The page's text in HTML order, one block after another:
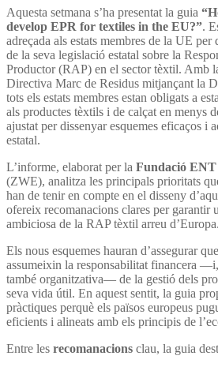
Aquesta setmana s’ha presentat la guia
develop EPR for textiles in the EU?”.
adreçada als estats membres de la UE
de la seva legislació estatal sobre la
Productor (RAP) en el sector tèxtil. Amb
Directiva Marc de Residus mitjançant la
tots els estats membres estan obligats a
als productes tèxtils i de calçat en menys
ajustat per dissenyar esquemes eficaços i
estatal.
L’informe, elaborat per la Fundació ENT
(ZWE), analitza les principals prioritats
han de tenir en compte en el disseny
ofereix recomanacions clares per garantir
ambiciosa de la RAP tèxtil arreu d’Europa.
Els nous esquemes hauran d’assegurar
assumeixin la responsabilitat financera
també organitzativa— de la gestió dels
seva vida útil. En aquest sentit, la guia
pràctiques perquè els països europeus
eficients i alineats amb els principis de
Entre les recomanacions clau, la guia